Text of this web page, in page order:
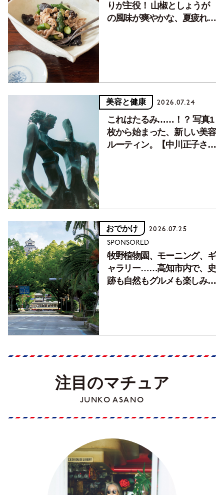
りが主役！ 山椒としょうが
の風味が爽やかな、夏疲れを
美容と健康 2026.07.24
これはたるみ……！？ 写真1
枚から始まった、新しい美容
ルーティン。【中川正子さん
おでかけ 2026.07.25
SPONSORED
牧野植物園、モーニング、ギ
ャラリー……高知市内で、史
跡も自然もグルメも楽しみ尽
注目のマチュア
JUNKO ASANO